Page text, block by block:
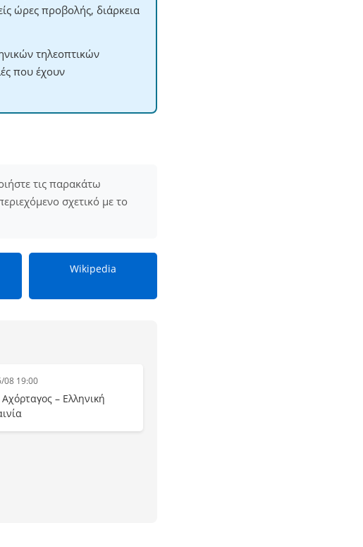
ώρες προβολής, διάρκεια
τηλεοπτικών
που έχουν
τις παρακάτω
σχετικό με το
Wikipedia
08 19:00
– Ελληνική